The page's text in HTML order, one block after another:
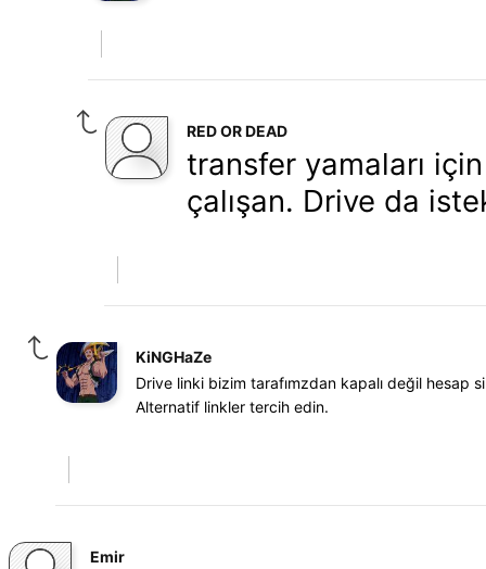
RED OR DEAD
transfer yamaları
çalışan. Drive da
KiNGHaZe
Drive linki bizim tarafımzdan kapalı değil hesap
Alternatif linkler tercih edin.
Emir